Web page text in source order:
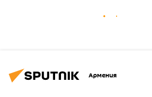
Армения